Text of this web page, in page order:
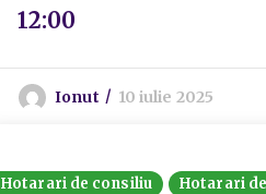
12:00
Ionut 10 iulie 2025
Hotarari de consiliu Hotarari